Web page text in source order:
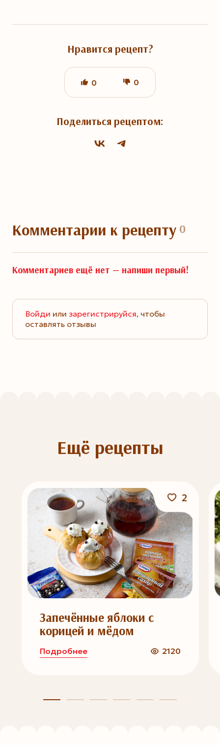
Нравится рецепт?
0 0
Поделиться рецептом:
Комментарии к рецепту0
Комментариев ещё нет — напиши первый!
Войди или зарегистрируйся, чтобы
оставлять отзывы
Ещё рецепты
2
Запечённые яблоки с
корицей и мёдом
Подробнее 2120